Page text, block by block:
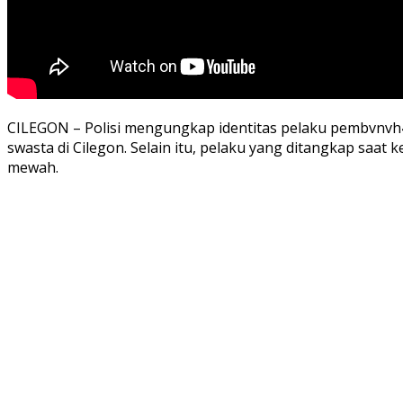
CILEGON – Polisi mengungkap identitas pelaku
swasta di Cilegon. Selain itu, pelaku yang ditangkap
mewah.